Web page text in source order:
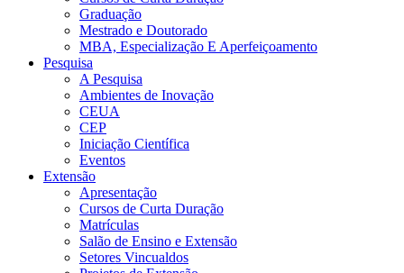
Graduação
Mestrado e Doutorado
MBA, Especialização E Aperfeiçoamento
Pesquisa
A Pesquisa
Ambientes de Inovação
CEUA
CEP
Iniciação Científica
Eventos
Extensão
Apresentação
Cursos de Curta Duração
Matrículas
Salão de Ensino e Extensão
Setores Vincualdos